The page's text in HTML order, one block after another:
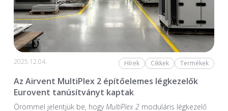
2025.12.04. Hírek Cikkek Termékek
Az Airvent MultiPlex 2 építőelemes légkezelők
Eurovent tanúsítványt kaptak
Örömmel jelentjük be, hogyMultiPlex 2moduláris légkezelő